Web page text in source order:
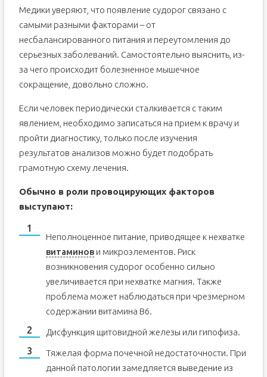
Медики уверяют, что появление судорог связано с
самыми разными факторами – от
несбалансированного питания и переутомления до
серьезных заболеваний. Самостоятельно выяснить, из-
за чего происходит болезненное мышечное
сокращение, довольно сложно.
Если человек периодически сталкивается с таким
явлением, необходимо записаться на прием к врачу и
пройти диагностику, только после изучения
результатов анализов можно будет подобрать
грамотную схему лечения.
Обычно в роли провоцирующих факторов
выступают:
Неполноценное питание, приводящее к нехватке
витаминови микроэлементов. Риск
возникновения судорог особенно сильно
увеличивается при нехватке магния. Также
проблема может наблюдаться при чрезмерном
содержании витамина B6.
Дисфункция щитовидной железы или гипофиза.
Тяжелая форма почечной недостаточности. При
данной патологии замедляется выведение из